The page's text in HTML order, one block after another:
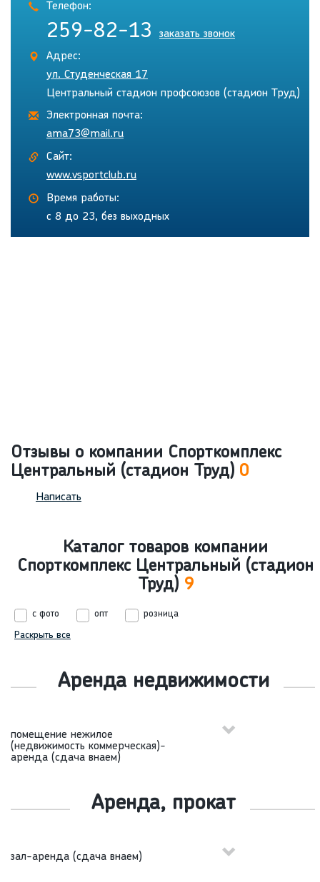
Телефон:
259-82-13
заказать звонок
Адрес:
ул. Студенческая 17
Центральный стадион профсоюзов (стадион Труд)
Электронная почта:
ama73@mail.ru
Сайт:
www.vsportclub.ru
Время работы:
с 8 до 23, без выходных
Отзывы о компании Спорткомплекс
Центральный (стадион Труд) 0
Написать
Каталог товаров компании
Спорткомплекс Центральный (стадион
Труд) 9
с фото опт
розница
Раскрыть все
Аренда недвижимости
помещение нежилое
(недвижимость коммерческая)-
аренда (сдача внаем)
Аренда, прокат
зал-аренда (сдача внаем)